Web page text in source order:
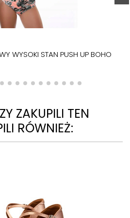
WYSOKI STAN PUSH UP BOHO
ZAKUPILI TEN
RÓWNIEŻ: